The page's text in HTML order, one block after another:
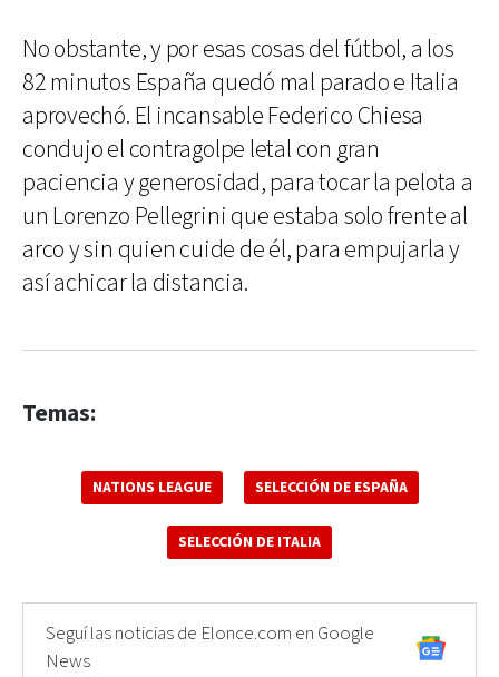
No obstante, y por esas cosas del fútbol, a los
82 minutos España quedó mal parado e Italia
aprovechó. El incansable Federico Chiesa
condujo el contragolpe letal con gran
paciencia y generosidad, para tocar la pelota a
un Lorenzo Pellegrini que estaba solo frente al
arco y sin quien cuide de él, para empujarla y
así achicar la distancia.
Temas:
NATIONS LEAGUE SELECCIÓN DE ESPAÑA
SELECCIÓN DE ITALIA
Seguí las noticias de Elonce.com en Google
News